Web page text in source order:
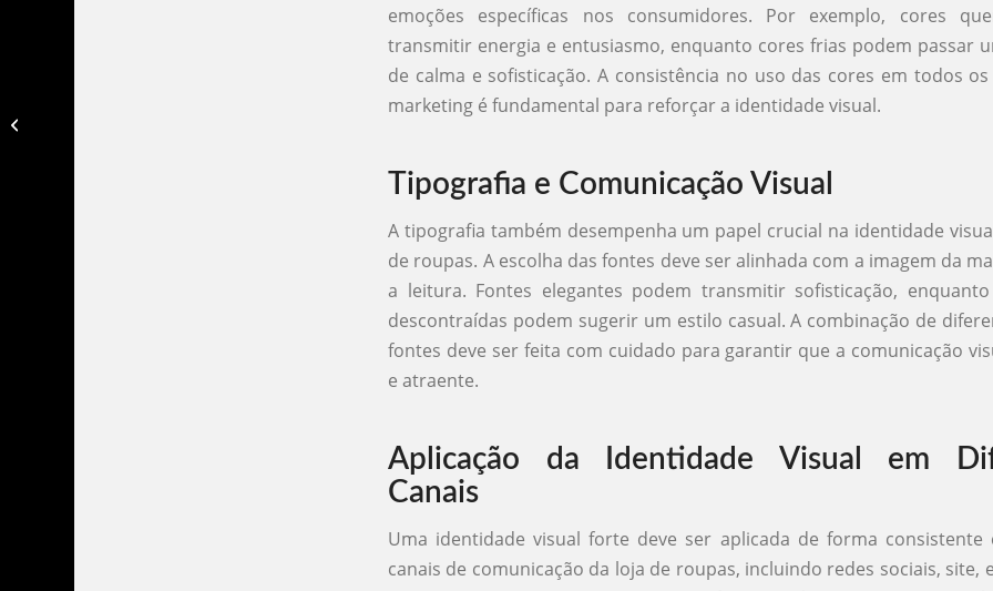
emoções específicas nos consumidores. Por exemplo, cores
transmitir energia e entusiasmo, enquanto cores frias podem passar
de calma e sofisticação. A consistência no uso das cores em todos
marketing é fundamental para reforçar a identidade visual.
Tipografia e Comunicação Visual
A tipografia também desempenha um papel crucial na identidade
de roupas. A escolha das fontes deve ser alinhada com a imagem da
a leitura. Fontes elegantes podem transmitir sofisticação,
descontraídas podem sugerir um estilo casual. A combinação de
fontes deve ser feita com cuidado para garantir que a comunicação
e atraente.
Aplicação da Identidade Visual em
Canais
Uma identidade visual forte deve ser aplicada de forma consistente
canais de comunicação da loja de roupas, incluindo redes sociais, site,